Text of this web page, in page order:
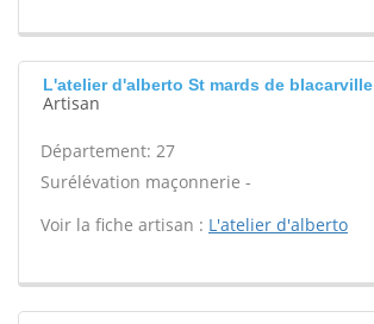
L'atelier d'alberto St mards de blacarville
Artisan
Département: 27
Surélévation maçonnerie -
Voir la fiche artisan : L'atelier d'alberto